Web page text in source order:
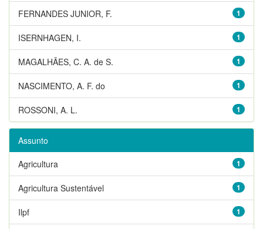
1
FERNANDES JUNIOR, F.
1
ISERNHAGEN, I.
1
MAGALHÃES, C. A. de S.
1
NASCIMENTO, A. F. do
1
ROSSONI, A. L.
Assunto
1
Agricultura
1
Agricultura Sustentável
1
Ilpf